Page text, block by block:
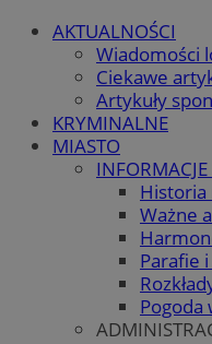
AKTUALNOŚCI
Wiadomości
Ciekawe
Artykuły
KRYMINALNE
MIASTO
Historia
Ważne
Parafie
Pogoda